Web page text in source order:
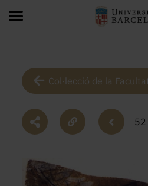
Col·lecció de la
52